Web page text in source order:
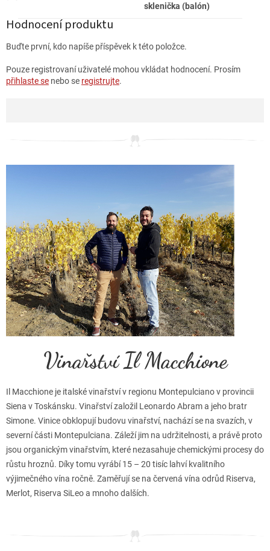
sklenička (balón)
Hodnocení produktu
Buďte první, kdo napíše příspěvek k této položce.
Pouze registrovaní uživatelé mohou vkládat hodnocení. Prosím
přihlaste se nebo se registrujte.
Vinařství Il Macchione
Il Macchione je italské vinařství v regionu Montepulciano v provincii
Siena v Toskánsku. Vinařství založil Leonardo Abram a jeho bratr
Simone. Vinice obklopují budovu vinařství, nachází se na svazích, v
severní části Montepulciana. Záleží jim na udržitelnosti, a právě proto
jsou organickým vinařstvím, které nezasahuje chemickými procesy do
růstu hroznů. Díky tomu vyrábí 15 – 20 tisíc lahví kvalitního
výjimečného vína ročně. Zaměřují se na červená vína odrůd Riserva,
Merlot, Riserva SiLeo a mnoho dalších.